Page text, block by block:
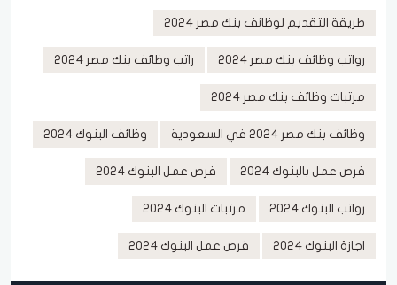
طريقة التقديم لوظائف بنك مصر 2024
رواتب وظائف بنك مصر 2024 راتب وظائف بنك مصر 2024
مرتبات وظائف بنك مصر 2024
وظائف بنك مصر 2024 في السعودية وظائف البنوك 2024
فرص عمل بالبنوك 2024 فرص عمل البنوك 2024
رواتب البنوك 2024 مرتبات البنوك 2024
اجازة البنوك 2024 فرص عمل البنوك 2024